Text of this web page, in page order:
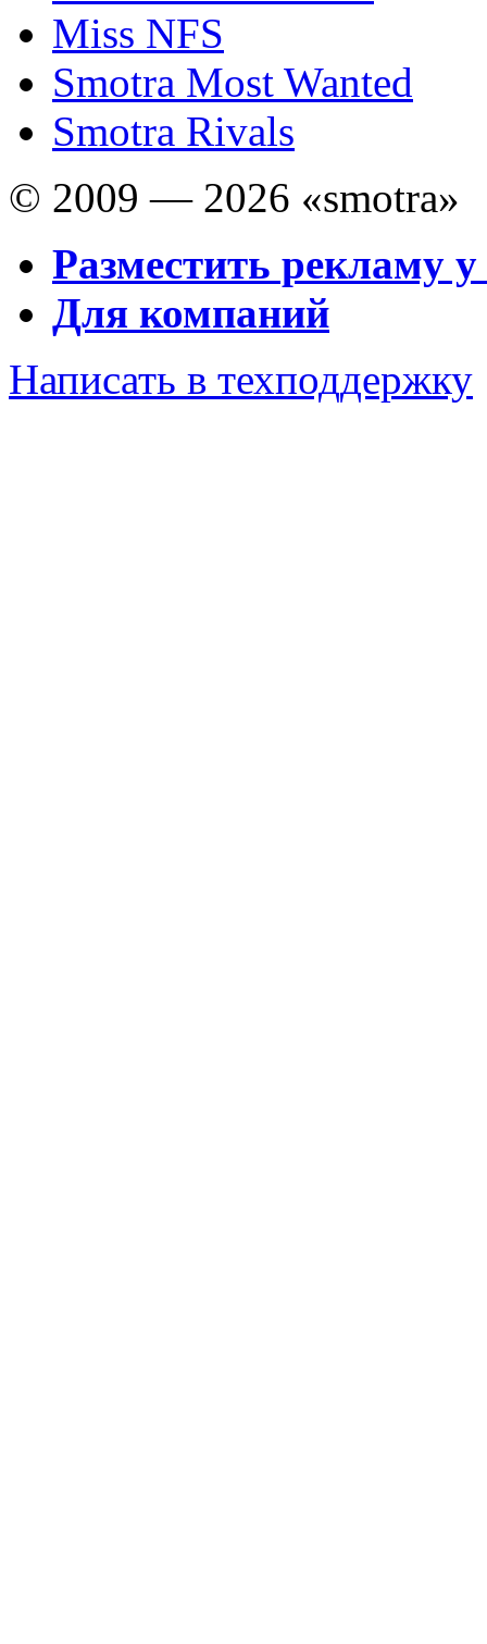
Miss NFS
Smotra Most Wanted
Smotra Rivals
© 2009 — 2026 «smotra»
Разместить рекламу у
Для компаний
Написать в техподдержку